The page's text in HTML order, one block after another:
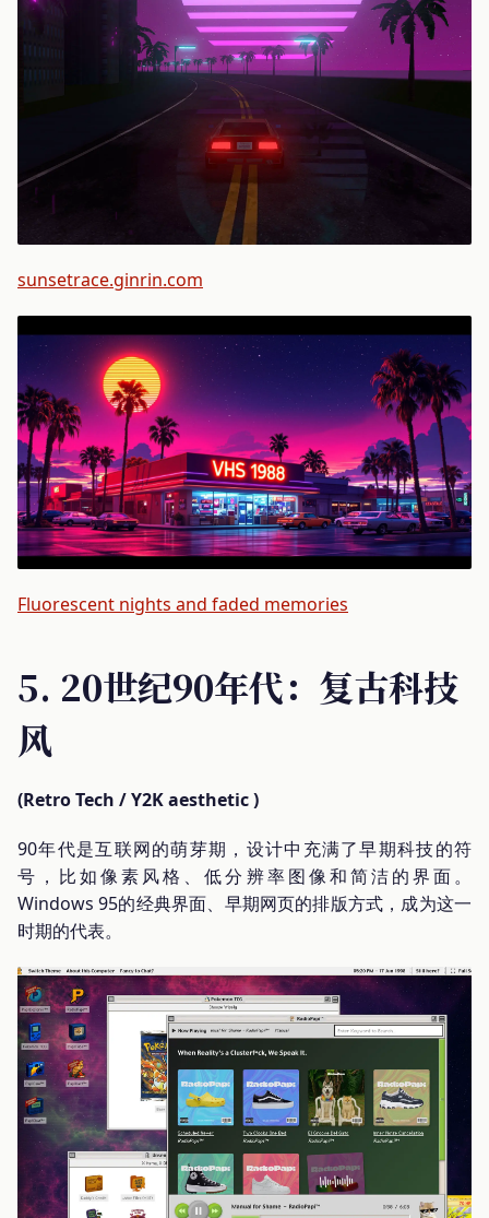
sunsetrace.ginrin.com
Fluorescent nights and faded memories
5. 20世纪90年代：复古科技
风
(Retro Tech / Y2K aesthetic )
90年代是互联网的萌芽期，设计中充满了早期科技的符
号，比如像素风格、低分辨率图像和简洁的界面。
Windows 95的经典界面、早期网页的排版方式，成为这一
时期的代表。